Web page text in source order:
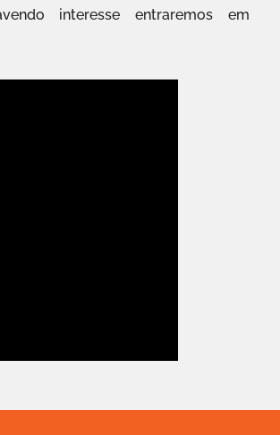
interesse entraremos em